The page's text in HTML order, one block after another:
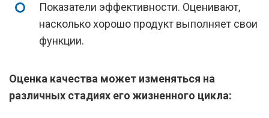
Показатели эффективности. Оценивают,
насколько хорошо продукт выполняет свои
функции.
Оценка качества может изменяться на
различных стадиях его жизненного цикла: